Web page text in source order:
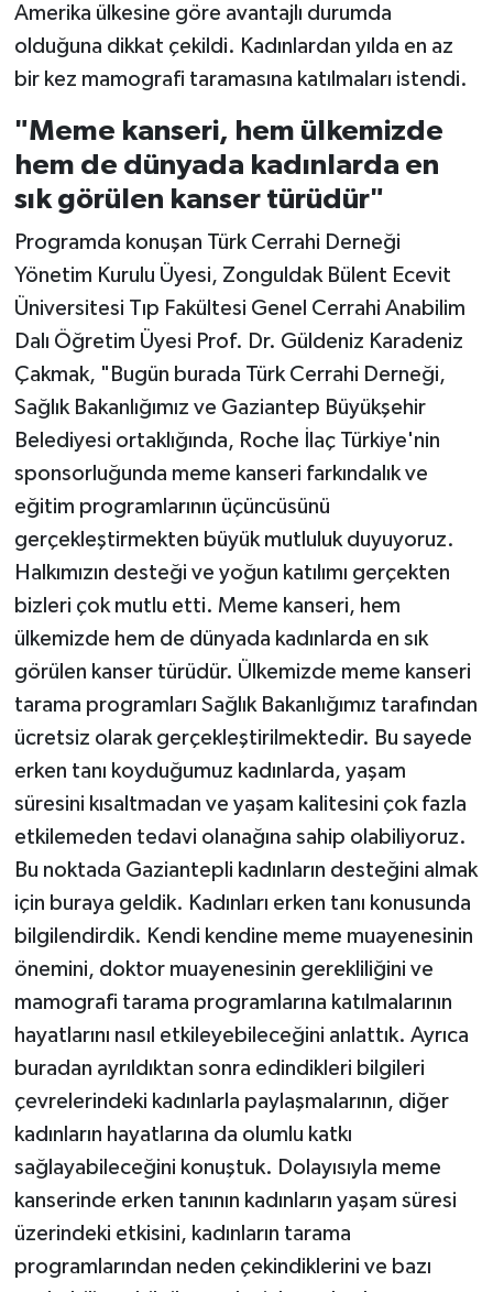
Amerika ülkesine göre avantajlı durumda
olduğuna dikkat çekildi. Kadınlardan yılda en az
bir kez mamografi taramasına katılmaları istendi.
"Meme kanseri, hem ülkemizde
hem de dünyada kadınlarda en
sık görülen kanser türüdür"
Programda konuşan Türk Cerrahi Derneği
Yönetim Kurulu Üyesi, Zonguldak Bülent Ecevit
Üniversitesi Tıp Fakültesi Genel Cerrahi Anabilim
Dalı Öğretim Üyesi Prof. Dr. Güldeniz Karadeniz
Çakmak, "Bugün burada Türk Cerrahi Derneği,
Sağlık Bakanlığımız ve Gaziantep Büyükşehir
Belediyesi ortaklığında, Roche İlaç Türkiye'nin
sponsorluğunda meme kanseri farkındalık ve
eğitim programlarının üçüncüsünü
gerçekleştirmekten büyük mutluluk duyuyoruz.
Halkımızın desteği ve yoğun katılımı gerçekten
bizleri çok mutlu etti. Meme kanseri, hem
ülkemizde hem de dünyada kadınlarda en sık
görülen kanser türüdür. Ülkemizde meme kanseri
tarama programları Sağlık Bakanlığımız tarafından
ücretsiz olarak gerçekleştirilmektedir. Bu sayede
erken tanı koyduğumuz kadınlarda, yaşam
süresini kısaltmadan ve yaşam kalitesini çok fazla
etkilemeden tedavi olanağına sahip olabiliyoruz.
Bu noktada Gaziantepli kadınların desteğini almak
için buraya geldik. Kadınları erken tanı konusunda
bilgilendirdik. Kendi kendine meme muayenesinin
önemini, doktor muayenesinin gerekliliğini ve
mamografi tarama programlarına katılmalarının
hayatlarını nasıl etkileyebileceğini anlattık. Ayrıca
buradan ayrıldıktan sonra edindikleri bilgileri
çevrelerindeki kadınlarla paylaşmalarının, diğer
kadınların hayatlarına da olumlu katkı
sağlayabileceğini konuştuk. Dolayısıyla meme
kanserinde erken tanının kadınların yaşam süresi
üzerindeki etkisini, kadınların tarama
programlarından neden çekindiklerini ve bazı